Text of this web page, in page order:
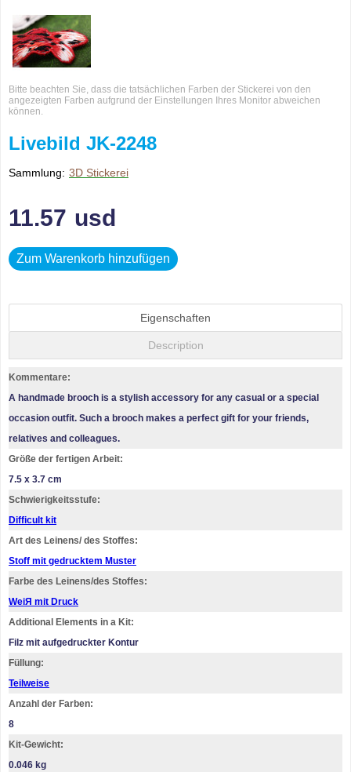
Bitte beachten Sie, dass die tatsächlichen Farben der Stickerei von den
angezeigten Farben aufgrund der Einstellungen Ihres Monitor abweichen
können.
Livebild JK-2248
Sammlung: 3D Stickerei
11.57 usd
Zum Warenkorb hinzufügen
Eigenschaften
Description
Kommentare:
A handmade brooch is a stylish accessory for any casual or a special
occasion outfit. Such a brooch makes a perfect gift for your friends,
relatives and colleagues.
Größe der fertigen Arbeit:
7.5 x 3.7 cm
Schwierigkeitsstufe:
Difficult kit
Art des Leinens/ des Stoffes:
Stoff mit gedrucktem Muster
Farbe des Leinens/des Stoffes:
WeiЯ mit Druck
Additional Elements in a Kit:
Filz mit aufgedruckter Kontur
Füllung:
Teilweise
Anzahl der Farben:
8
Kit-Gewicht:
0.046 kg